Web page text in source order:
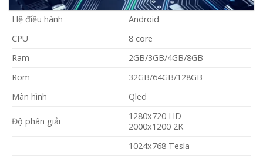
Hệ điều hành
Android
CPU
8 core
Ram
2GB/3GB/4GB/8GB
Rom
32GB/64GB/128GB
Màn hình
Qled
Độ phân giải
1280x720 HD
2000x1200 2K
1024x768 Tesla